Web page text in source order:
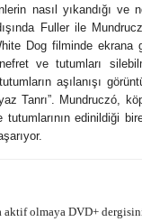
nasıl yıkandığı ve
Fuller ile
Dog filminde ekrana
ve tutumları
aşılanışı
Tanrı”. Mundruczó,
edinildiği
aktif olmaya DVD+